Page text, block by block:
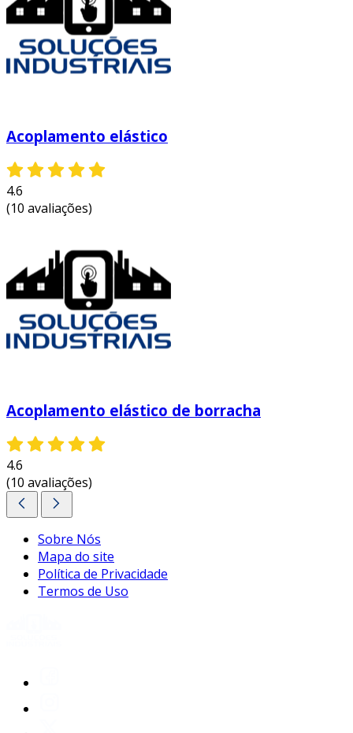
Acoplamento elástico
4.6
(10 avaliações)
Acoplamento elástico de borracha
4.6
(10 avaliações)
Sobre Nós
Mapa do site
Política de Privacidade
Termos de Uso